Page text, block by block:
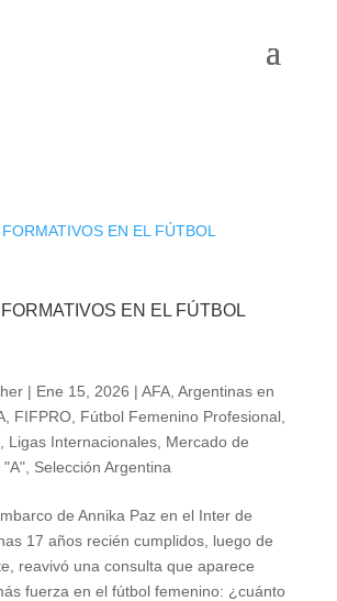
EN EL FÚTBOL
| Ene 15, 2026 | AFA, Argentinas en
, FIFPRO, Fútbol Femenino Profesional,
Ligas Internacionales, Mercado de
"A", Selección Argentina
de Annika Paz en el Inter de
17 años recién cumplidos, luego de
reavivó una consulta que aparece
fuerza en el fútbol femenino: ¿cuánto